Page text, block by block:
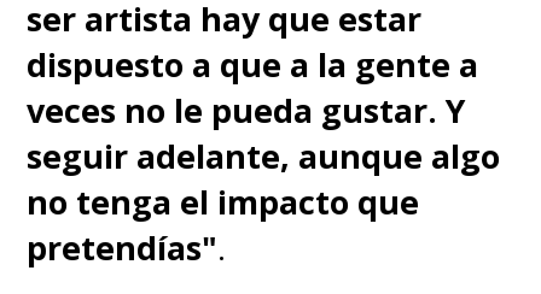
trofeo a Mejor Banda Sonora
El título de la película hace
referenciaal término médico
para describir el trastorno
psicótico compartido, en el
ser artista hay que estar
dispuesto a que a la gente a
veces no le pueda gustar. Y
seguir adelante, aunque algo
no tenga el impacto que
pretendías".